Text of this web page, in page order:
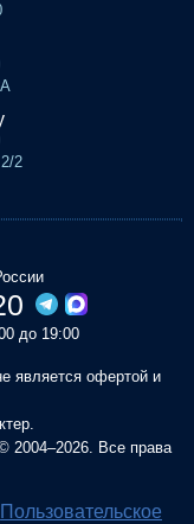
2
до 19:00
является офертой и
Все права
Пользовательское